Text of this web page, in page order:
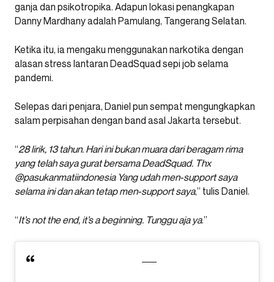
ganja dan psikotropika. Adapun lokasi penangkapan
Danny Mardhany adalah Pamulang, Tangerang Selatan.
Ketika itu, ia mengaku menggunakan narkotika dengan
alasan stress lantaran DeadSquad sepi job selama
pandemi.
Selepas dari penjara, Daniel pun sempat mengungkapkan
salam perpisahan dengan band asal Jakarta tersebut.
“28 lirik, 13 tahun. Hari ini bukan muara dari beragam rima
yang telah saya gurat bersama DeadSquad. Thx
@pasukanmatiindonesia Yang udah men-support saya
selama ini dan akan tetap men-support saya,” tulis Daniel.
“It’s not the end, it’s a beginning. Tunggu aja ya.”